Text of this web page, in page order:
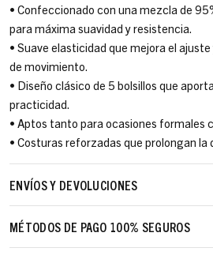
• Confeccionado con una mezcla de
para máxima suavidad y resistencia.
• Suave elasticidad que mejora el
de movimiento.
• Diseño clásico de 5 bolsillos que
practicidad.
• Aptos tanto para ocasiones formales
• Costuras reforzadas que prolongan la
ENVÍOS Y DEVOLUCIONES
MÉTODOS DE PAGO 100% SEGUROS